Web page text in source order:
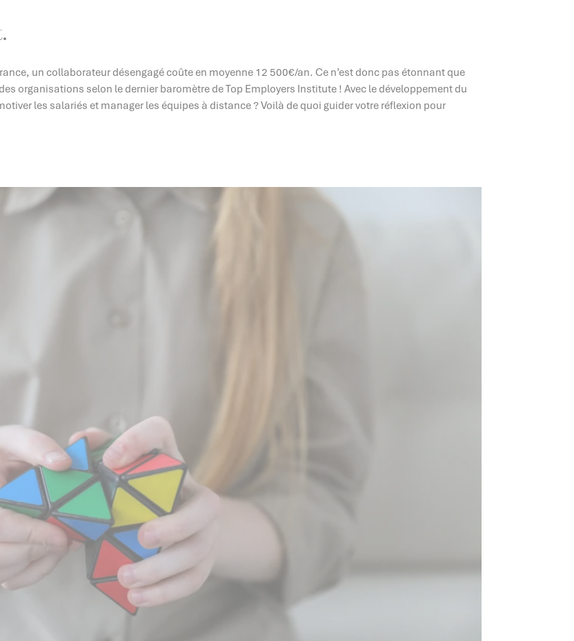
un collaborateur désengagé coûte en moyenne 12 500€/an. Ce n’est donc pas étonnant que
organisations selon le dernier baromètre de Top Employers Institute ! Avec le développement du
les salariés et manager les équipes à distance ? Voilà de quoi guider votre réflexion pour